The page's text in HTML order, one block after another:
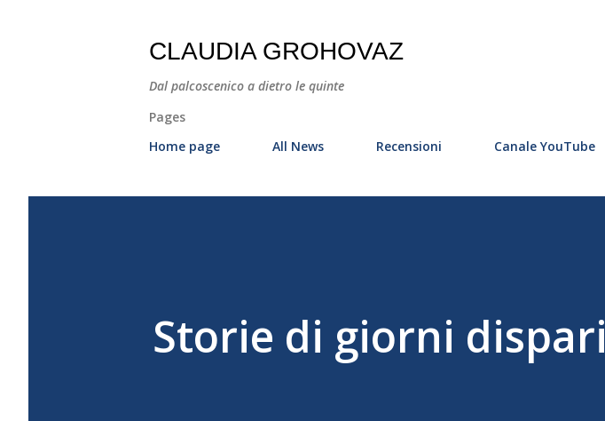
CLAUDIA GROHOVAZ
Dal palcoscenico a dietro le quinte
Pages
Home page
All News Recensioni Canale YouTube
Storie di giorni dispari